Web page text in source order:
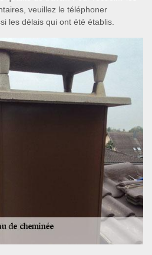
veuillez le téléphoner
les délais qui ont été établis.